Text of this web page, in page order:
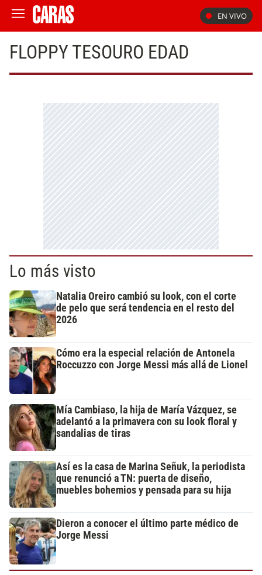
EN VIVO
FLOPPY TESOURO EDAD
Lo más visto
Natalia Oreiro cambió su look, con el corte
de pelo que será tendencia en el resto del
2026
Cómo era la especial relación de Antonela
Roccuzzo con Jorge Messi más allá de Lionel
Mía Cambiaso, la hija de María Vázquez, se
adelantó a la primavera con su look floral y
sandalias de tiras
Así es la casa de Marina Señuk, la periodista
que renunció a TN: puerta de diseño,
muebles bohemios y pensada para su hija
Dieron a conocer el último parte médico de
Jorge Messi